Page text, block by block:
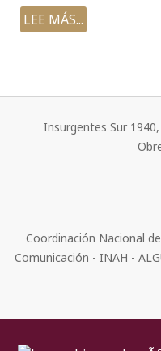
LEE MÁS...
Insurgentes Sur
Coordinación Nacional
Comunicación - INAH -